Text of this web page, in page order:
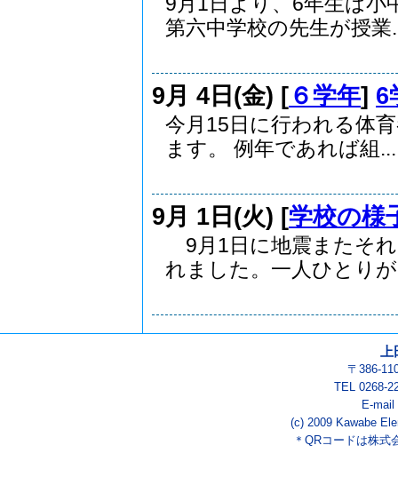
第六中学校の先生が授業
9月 4日(金) [６学年] 6
今月15日に行われる体
ます。 例年であれば組...
9月 1日(火) [学校の様
9月1日に地震またそ
れました。一人ひとり
〒386-
TEL 0268-
E-mail
(c) 2009 Kawabe
＊QRコードは株式